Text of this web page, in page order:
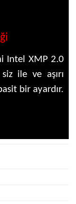
Intel XMP 2.0
ile ve aşırı
bir ayardır.